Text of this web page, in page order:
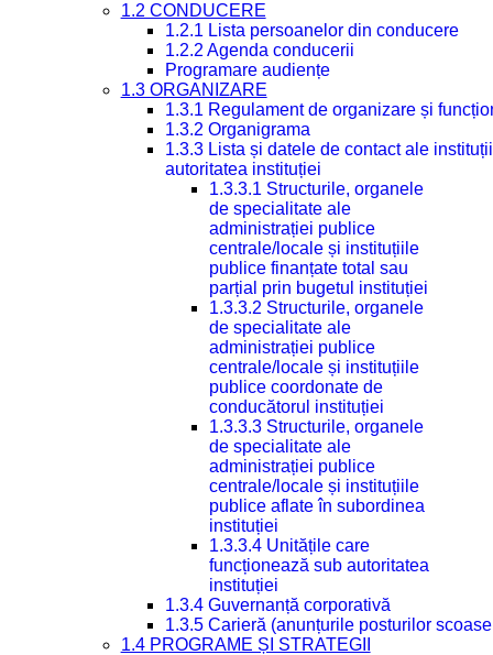
1.2 CONDUCERE
1.2.1 Lista persoanelor din conducere
1.2.2 Agenda conducerii
Programare audiențe
1.3 ORGANIZARE
1.3.1 Regulament de organizare și
1.3.2 Organigrama
1.3.3 Lista și datele de contact ale
autoritatea instituției
1.3.3.1 Structurile, organele
de specialitate ale
administrației publice
centrale/locale și instituțiile
publice finanțate total sau
parțial prin bugetul instituției
1.3.3.2 Structurile, organele
de specialitate ale
administrației publice
centrale/locale și instituțiile
publice coordonate de
conducătorul instituției
1.3.3.3 Structurile, organele
de specialitate ale
administrației publice
centrale/locale și instituțiile
publice aflate în subordinea
instituției
1.3.3.4 Unitățile care
funcționează sub autoritatea
instituției
1.3.4 Guvernanță corporativă
1.3.5 Carieră (anunțurile posturilor
1.4 PROGRAME ȘI STRATEGII